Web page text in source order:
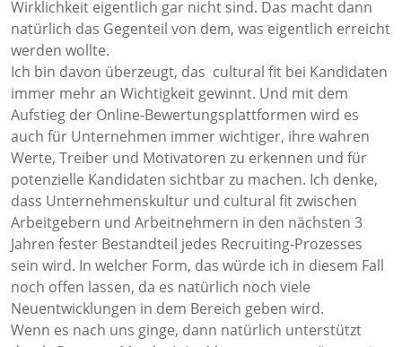
Wirklichkeit eigentlich gar nicht sind. Das macht dann
natürlich das Gegenteil von dem, was eigentlich erreicht
werden wollte.
Ich bin davon überzeugt, das cultural fit bei Kandidaten
immer mehr an Wichtigkeit gewinnt. Und mit dem
Aufstieg der Online-Bewertungsplattformen wird es
auch für Unternehmen immer wichtiger, ihre wahren
Werte, Treiber und Motivatoren zu erkennen und für
potenzielle Kandidaten sichtbar zu machen. Ich denke,
dass Unternehmenskultur und cultural fit zwischen
Arbeitgebern und Arbeitnehmern in den nächsten 3
Jahren fester Bestandteil jedes Recruiting-Prozesses
sein wird. In welcher Form, das würde ich in diesem Fall
noch offen lassen, da es natürlich noch viele
Neuentwicklungen in dem Bereich geben wird.
Wenn es nach uns ginge, dann natürlich unterstützt